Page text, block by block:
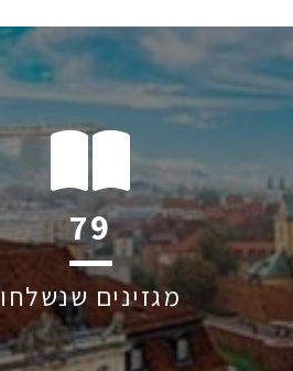
104
מגזינים שנשלחו